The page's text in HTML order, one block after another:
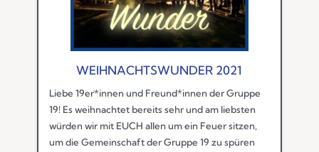
WEIHNACHTSWUNDER 2021
Liebe 19er*innen und Freund*innen der Gruppe
19! Es weihnachtet bereits sehr und am liebsten
würden wir mit EUCH allen um ein Feuer sitzen,
um die Gemeinschaft der Gruppe 19 zu spüren